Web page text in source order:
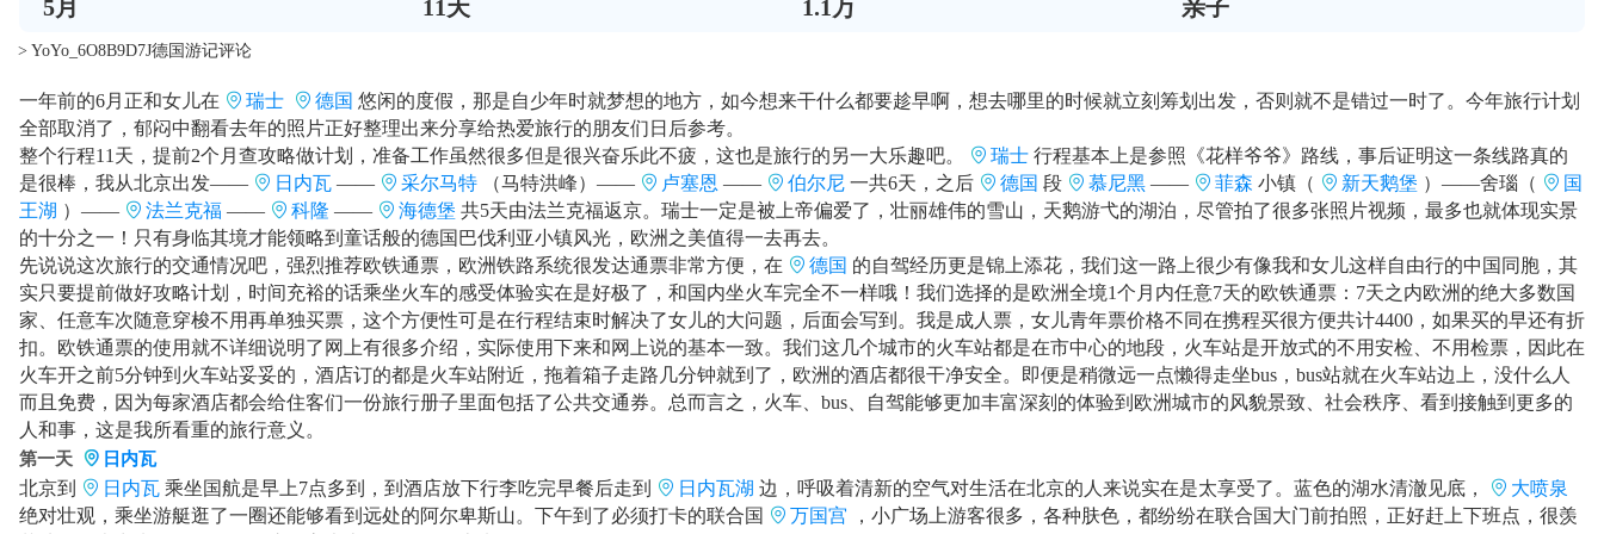
5月 11 天 1.1万 亲子
> YoYo_6O8B9D7J德国游记评论
一年前的6月正和女儿在 瑞士 德国 悠闲的度假，那是自少年时就梦想的地方，如今想来干什么都要趁早啊，想去哪里的时候就立刻筹划出发，否则就不是错过一时了。今年旅行计划
全部取消了，郁闷中翻看去年的照片正好整理出来分享给热爱旅行的朋友们日后参考。
整个行程11天，提前2个月查攻略做计划，准备工作虽然很多但是很兴奋乐此不疲，这也是旅行的另一大乐趣吧。
瑞士 行程基本上是参照《花样爷爷》路线，事后证明这一条线路真的
是很棒，我从北京出发——
日内瓦 —— 采尔马特 （马特洪峰）—— 卢塞恩 —— 伯尔尼 一共6天，之后 德国 段 慕尼黑 —— 菲森 小镇（ 新天鹅堡 ）——舍瑙（
国
王湖 ）—— 法兰克福 —— 科隆 —— 海德堡 共5天由法兰克福返京。瑞士一定是被上帝偏爱了，壮丽雄伟的雪山，天鹅游弋的湖泊，尽管拍了很多张照片视频，最多也就体现实景
的十分之一！只有身临其境才能领略到童话般的德国巴伐利亚小镇风光，欧洲之美值得一去再去。
先说说这次旅行的交通情况吧，强烈推荐欧铁通票，欧洲铁路系统很发达通票非常方便，在
德国 的自驾经历更是锦上添花，我们这一路上很少有像我和女儿这样自由行的中国同胞，其
实只要提前做好攻略计划，时间充裕的话乘坐火车的感受体验实在是好极了，和国内坐火车完全不一样哦！我们选择的是欧洲全境1个月内任意7天的欧铁通票：7天之内欧洲的绝大多数国
家、任意车次随意穿梭不用再单独买票，这个方便性可是在行程结束时解决了女儿的大问题，后面会写到。我是成人票，女儿青年票价格不同在携程买很方便共计4400，如果买的早还有折
扣。欧铁通票的使用就不详细说明了网上有很多介绍，实际使用下来和网上说的基本一致。我们这几个城市的火车站都是在市中心的地段，火车站是开放式的不用安检、不用检票，因此在
火车开之前5分钟到火车站妥妥的，酒店订的都是火车站附近，拖着箱子走路几分钟就到了，欧洲的酒店都很干净安全。即便是稍微远一点懒得走坐bus，bus站就在火车站边上，没什么人
而且免费，因为每家酒店都会给住客们一份旅行册子里面包括了公共交通券。总而言之，火车、bus、自驾能够更加丰富深刻的体验到欧洲城市的风貌景致、社会秩序、看到接触到更多的
人和事，这是我所看重的旅行意义。
第一天 日内瓦
北京到 日内瓦 乘坐国航是早上7点多到，到酒店放下行李吃完早餐后走到 日内瓦湖 边，呼吸着清新的空气对生活在北京的人来说实在是太享受了。蓝色的湖水清澈见底，
大喷泉
绝对壮观，乘坐游艇逛了一圈还能够看到远处的阿尔卑斯山。下午到了必须打卡的联合国
万国宫
，小广场上游客很多，各种肤色，都纷纷在联合国大门前拍照，正好赶上下班点，很羡